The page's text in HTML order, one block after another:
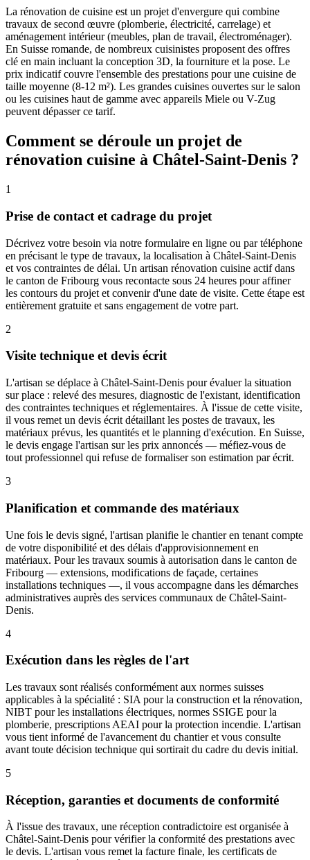
La rénovation de cuisine est un projet d'envergure qui combine
travaux de second œuvre (plomberie, électricité, carrelage) et
aménagement intérieur (meubles, plan de travail, électroménager).
En Suisse romande, de nombreux cuisinistes proposent des offres
clé en main incluant la conception 3D, la fourniture et la pose. Le
prix indicatif couvre l'ensemble des prestations pour une cuisine de
taille moyenne (8-12 m²). Les grandes cuisines ouvertes sur le salon
ou les cuisines haut de gamme avec appareils Miele ou V-Zug
peuvent dépasser ce tarif.
Comment se déroule un projet de
rénovation cuisine à Châtel-Saint-Denis ?
1
Prise de contact et cadrage du projet
Décrivez votre besoin via notre formulaire en ligne ou par téléphone
en précisant le type de travaux, la localisation à Châtel-Saint-Denis
et vos contraintes de délai. Un artisan rénovation cuisine actif dans
le canton de Fribourg vous recontacte sous 24 heures pour affiner
les contours du projet et convenir d'une date de visite. Cette étape est
entièrement gratuite et sans engagement de votre part.
2
Visite technique et devis écrit
L'artisan se déplace à Châtel-Saint-Denis pour évaluer la situation
sur place : relevé des mesures, diagnostic de l'existant, identification
des contraintes techniques et réglementaires. À l'issue de cette visite,
il vous remet un devis écrit détaillant les postes de travaux, les
matériaux prévus, les quantités et le planning d'exécution. En Suisse,
le devis engage l'artisan sur les prix annoncés — méfiez-vous de
tout professionnel qui refuse de formaliser son estimation par écrit.
3
Planification et commande des matériaux
Une fois le devis signé, l'artisan planifie le chantier en tenant compte
de votre disponibilité et des délais d'approvisionnement en
matériaux. Pour les travaux soumis à autorisation dans le canton de
Fribourg — extensions, modifications de façade, certaines
installations techniques —, il vous accompagne dans les démarches
administratives auprès des services communaux de Châtel-Saint-
Denis.
4
Exécution dans les règles de l'art
Les travaux sont réalisés conformément aux normes suisses
applicables à la spécialité : SIA pour la construction et la rénovation,
NIBT pour les installations électriques, normes SSIGE pour la
plomberie, prescriptions AEAI pour la protection incendie. L'artisan
vous tient informé de l'avancement du chantier et vous consulte
avant toute décision technique qui sortirait du cadre du devis initial.
5
Réception, garanties et documents de conformité
À l'issue des travaux, une réception contradictoire est organisée à
Châtel-Saint-Denis pour vérifier la conformité des prestations avec
le devis. L'artisan vous remet la facture finale, les certificats de